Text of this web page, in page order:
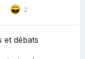
2
et débats